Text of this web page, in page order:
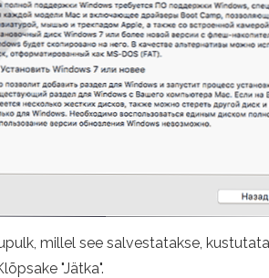
millel see salvestatakse,
"Jätka".